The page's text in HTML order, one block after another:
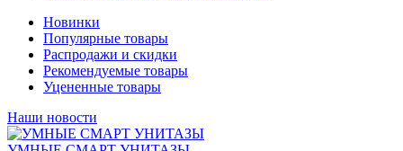
Новинки
Популярные товары
Распродажи и скидки
Рекомендуемые товары
Уцененные товары
Наши новости